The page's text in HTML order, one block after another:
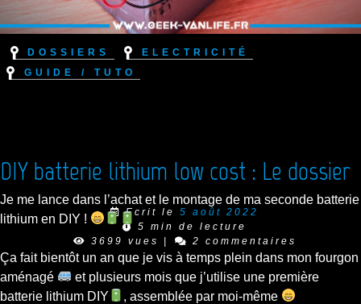
Dossiers
Electricité
Guide / Tuto
DIY batterie lithium low cost : Le dossier
Ecrit le 5 août 2022
5 min de lecture
3699 vues
| 2 commentaires
Je me lance dans l’achat et le montage de ma seconde batterie
lithium en DIY !
Ça fait bientôt un an que je vis à temps plein dans mon fourgon
aménagé
et plusieurs mois que j’utilise une première
batterie lithium DIY
, assemblée par moi-même